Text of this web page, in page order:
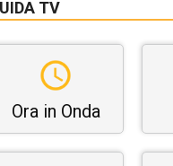
TV
Ora in Onda